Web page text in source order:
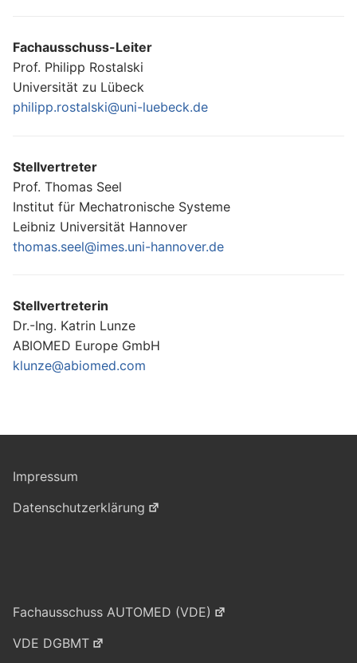
Fachausschuss-Leiter
Prof. Philipp Rostalski
Universität zu Lübeck
philipp.rostalski@uni-luebeck.de
Stellvertreter
Prof. Thomas Seel
Institut für Mechatronische Systeme
Leibniz Universität Hannover
thomas.seel@imes.uni-hannover.de
Stellvertreterin
Dr.-Ing. Katrin Lunze
ABIOMED Europe GmbH
klunze@abiomed.com
Impressum
Datenschutzerklärung
Fachausschuss AUTOMED (VDE)
VDE DGBMT